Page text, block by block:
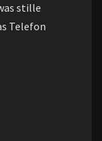
stille
Telefon